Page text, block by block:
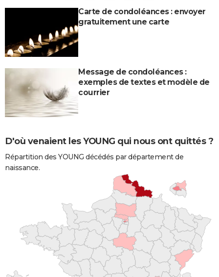
Carte de condoléances : envoyer
gratuitement une carte
Message de condoléances :
exemples de textes et modèle de
courrier
D'où venaient les YOUNG qui nous ont quittés ?
Répartition des YOUNG décédés par département de
naissance.